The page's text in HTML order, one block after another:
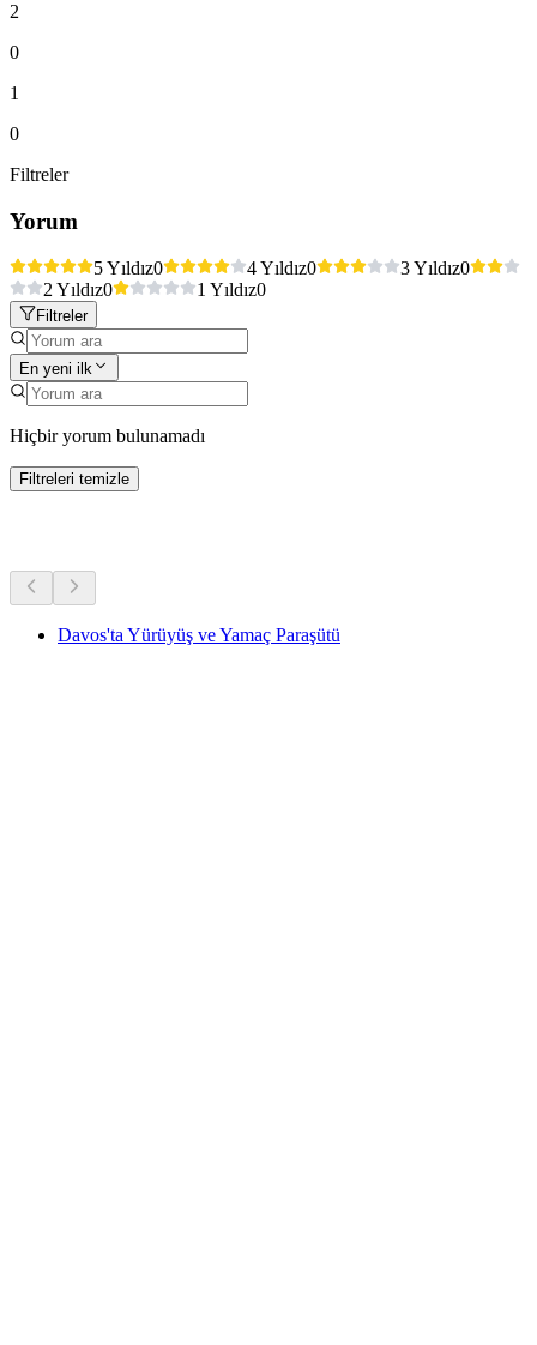
2
0
1
0
Filtreler
Yorum
5 Yıldız0 4 Yıldız0 3 Yıldız0
2 Yıldız0 1 Yıldız0
Filtreler
En yeni ilk
Hiçbir yorum bulunamadı
Filtreleri temizle
Davos'ta Yürüyüş ve Yamaç Paraşütü